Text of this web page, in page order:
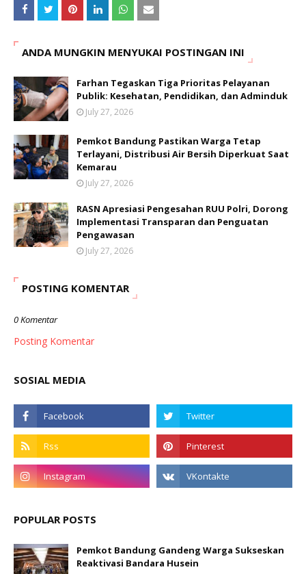
ANDA MUNGKIN MENYUKAI POSTINGAN INI
Farhan Tegaskan Tiga Prioritas Pelayanan
Publik: Kesehatan, Pendidikan, dan Adminduk
July 27, 2026
Pemkot Bandung Pastikan Warga Tetap
Terlayani, Distribusi Air Bersih Diperkuat Saat
Kemarau
July 27, 2026
RASN Apresiasi Pengesahan RUU Polri, Dorong
Implementasi Transparan dan Penguatan
Pengawasan
July 27, 2026
POSTING KOMENTAR
0 Komentar
Posting Komentar
SOSIAL MEDIA
POPULAR POSTS
Pemkot Bandung Gandeng Warga Sukseskan
Reaktivasi Bandara Husein